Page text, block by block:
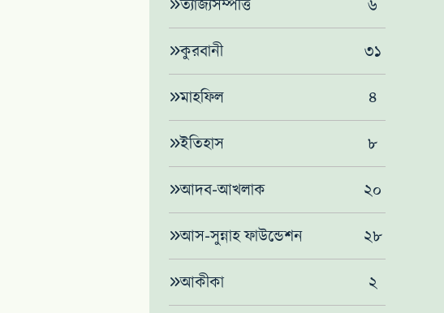
ত্যাজ্যসম্পত্তি ৬
কুরবানী ৩১
মাহফিল ৪
‌ইতিহাস ৮
আদব-আখলাক ২০
আস-সুন্নাহ ফাউন্ডেশন ২৮
আকীকা ২